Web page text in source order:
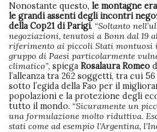
Nonostante questo, le montagne
le grandi assenti degli incontri
della Cop21 di Parigi. “Soltanto
negoziazioni, tenutosi a Bonn dal 19
riferimento ai piccoli Stati montuosi
gruppo di Paesi particolarmente
climatico”, spiega Rosalaura Romeo
l’alleanza tra 262 soggetti, tra cui
sotto l’egida della Fao per il
popolazioni e la protezione degli
tutto il mondo. “Sicuramente un
una formulazione molto riduttiva.
stati come ad esempio l’Argentina,